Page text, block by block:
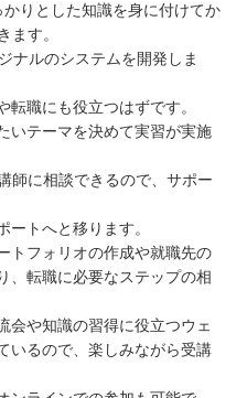
りとした知識を身に付けてか
ます。
ナルのシステムを開発しま
職にも役立つはずです。
いテーマを決めて実習が実施
師に相談できるので、サポー
ートへと移ります。
トフォリオの作成や就職先の
、転職に必要なステップの相
会や知識の習得に役立つウェ
いるので、楽しみながら受講